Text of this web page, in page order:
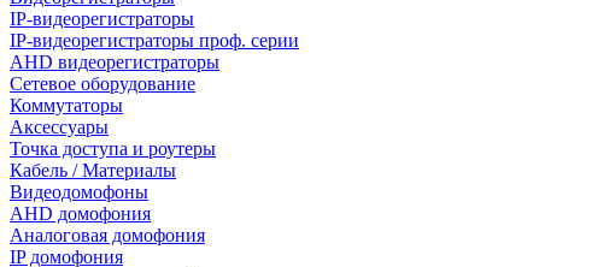
IP-видеорегистраторы
IP-видеорегистраторы проф. серии
AHD видеорегистраторы
Сетевое оборудование
Коммутаторы
Аксессуары
Точка доступа и роутеры
Кабель / Материалы
Видеодомофоны
AHD домофония
Аналоговая домофония
IP домофония